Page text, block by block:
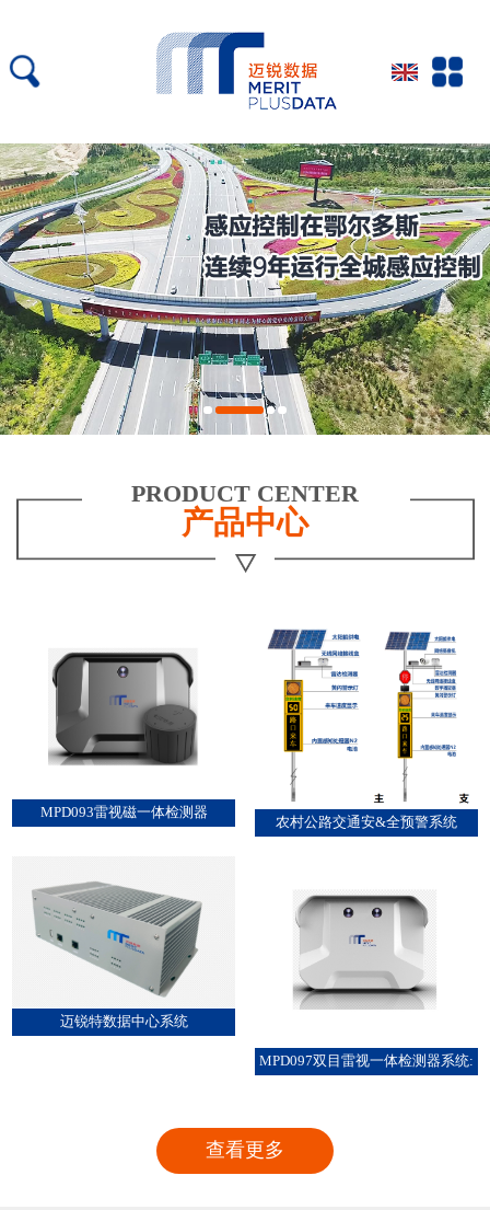
PRODUCT CENTER
产品中心
MPD093雷视磁一体检测器
农村公路交通安&全预警系统
迈锐特数据中心系统
MPD097双目雷视一体检测器系统:
查看更多